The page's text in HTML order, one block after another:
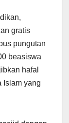
gratis
pungutan
beasiswa
hafal
Islam yang